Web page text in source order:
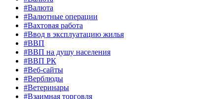
#Валюта
#Валютные операции
#Вахтовая работа
#Ввод в эксплуатацию жилья
#ВВП
#ВВП на душу населения
#ВВП РК
#Веб-сайты
#Верблюды
#Ветеринары
#Взаимная торговля